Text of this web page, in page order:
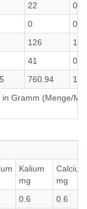
22
0
0
126
1
41
0
760.94
Gramm (Menge/
Kalium
mg
Calcium
mg
0.6
0.6